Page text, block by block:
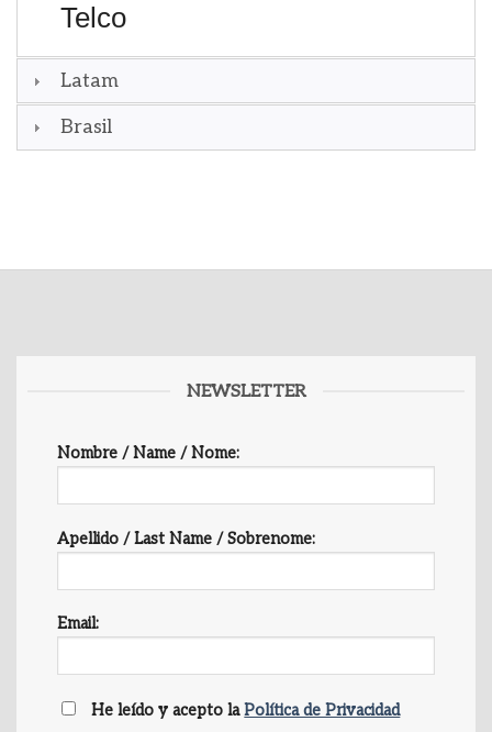
Telco
Latam
Brasil
NEWSLETTER
Nombre / Name / Nome:
Apellido / Last Name / Sobrenome:
Email:
He leído y acepto laPolítica de Privacidad